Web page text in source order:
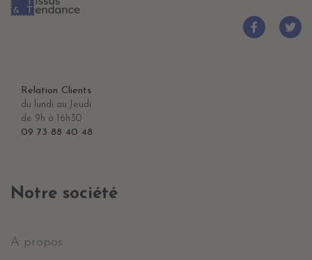
Relation Clients
du lundi au Jeudi
de 9h à 16h30
09 73 88 40 48
Notre société
A propos